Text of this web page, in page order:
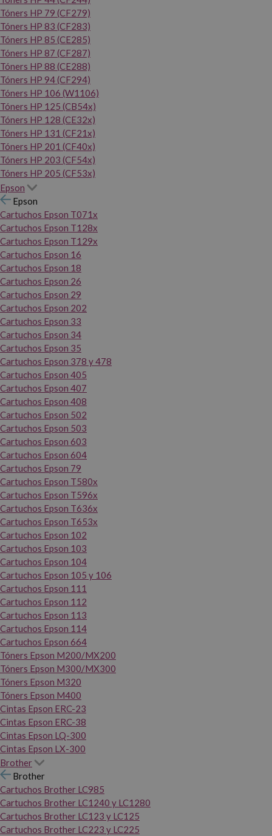
Tóners HP 79 (CF279)
Tóners HP 83 (CF283)
Tóners HP 85 (CE285)
Tóners HP 87 (CF287)
Tóners HP 88 (CE288)
Tóners HP 94 (CF294)
Tóners HP 106 (W1106)
Tóners HP 125 (CB54x)
Tóners HP 128 (CE32x)
Tóners HP 131 (CF21x)
Tóners HP 201 (CF40x)
Tóners HP 203 (CF54x)
Tóners HP 205 (CF53x)
Epson
Epson
Cartuchos Epson T071x
Cartuchos Epson T128x
Cartuchos Epson T129x
Cartuchos Epson 16
Cartuchos Epson 18
Cartuchos Epson 26
Cartuchos Epson 29
Cartuchos Epson 202
Cartuchos Epson 33
Cartuchos Epson 34
Cartuchos Epson 35
Cartuchos Epson 378 y 478
Cartuchos Epson 405
Cartuchos Epson 407
Cartuchos Epson 408
Cartuchos Epson 502
Cartuchos Epson 503
Cartuchos Epson 603
Cartuchos Epson 604
Cartuchos Epson 79
Cartuchos Epson T580x
Cartuchos Epson T596x
Cartuchos Epson T636x
Cartuchos Epson T653x
Cartuchos Epson 102
Cartuchos Epson 103
Cartuchos Epson 104
Cartuchos Epson 105 y 106
Cartuchos Epson 111
Cartuchos Epson 112
Cartuchos Epson 113
Cartuchos Epson 114
Cartuchos Epson 664
Tóners Epson M200/MX200
Tóners Epson M300/MX300
Tóners Epson M320
Tóners Epson M400
Cintas Epson ERC-23
Cintas Epson ERC-38
Cintas Epson LQ-300
Cintas Epson LX-300
Brother
Brother
Cartuchos Brother LC985
Cartuchos Brother LC1240 y LC1280
Cartuchos Brother LC123 y LC125
Cartuchos Brother LC223 y LC225